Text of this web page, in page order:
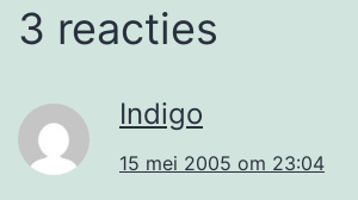
3 reacties
Indigo
15 mei 2005 om 23:04